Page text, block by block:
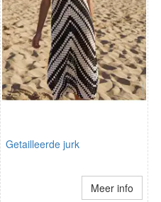
Getailleerde jurk
Meer info